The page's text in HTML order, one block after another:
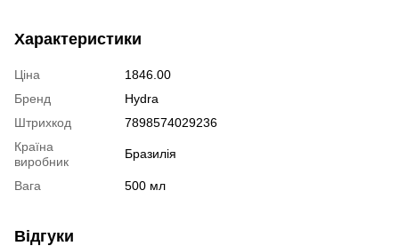
Характеристики
Ціна
1846.00
Бренд
Hydra
Штрихкод
7898574029236
Країна
виробник
Бразилія
Вага 500 мл
Відгуки